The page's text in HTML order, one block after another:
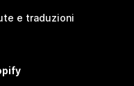
e traduzioni